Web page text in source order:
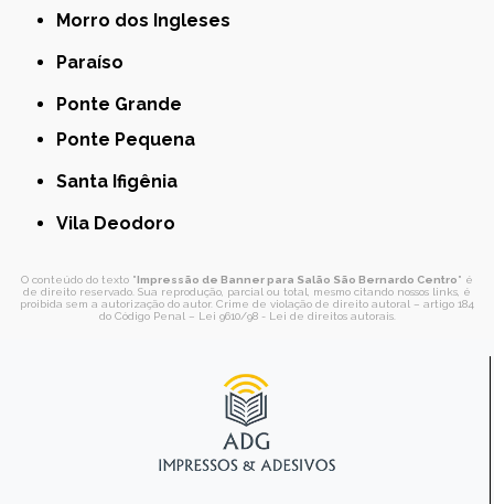
Morro dos Ingleses
Paraíso
Ponte Grande
Ponte Pequena
Santa Ifigênia
Vila Deodoro
O conteúdo do texto "Impressão de Banner para Salão São Bernardo Centro" é
de direito reservado. Sua reprodução, parcial ou total, mesmo citando nossos links, é
proibida sem a autorização do autor. Crime de violação de direito autoral – artigo 184
do Código Penal – Lei 9610/98 - Lei de direitos autorais.